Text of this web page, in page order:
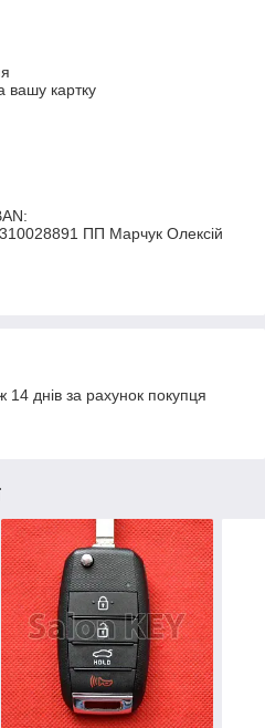
вашу картку
ПП Марчук Олексій
днів за рахунок покупця